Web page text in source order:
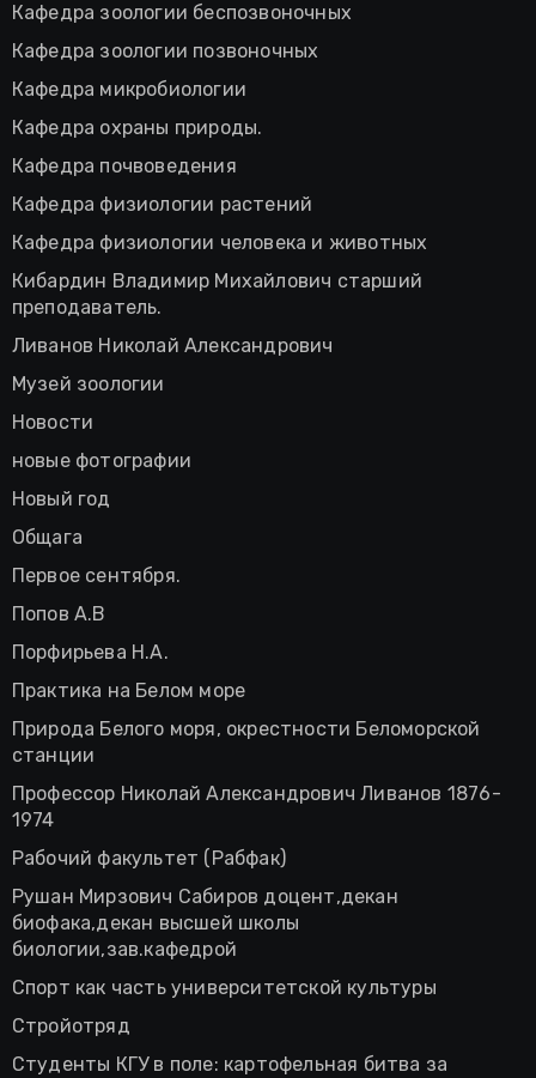
Кафедра зоологии беспозвоночных
Кафедра зоологии позвоночных
Кафедра микробиологии
Кафедра охраны природы.
Кафедра почвоведения
Кафедра физиологии растений
Кафедра физиологии человека и животных
Кибардин Владимир Михайлович старший
преподаватель.
Ливанов Николай Александрович
Музей зоологии
Новости
новые фотографии
Новый год
Общага
Первое сентября.
Попов А.В
Порфирьева Н.А.
Практика на Белом море
Природа Белого моря, окрестности Беломорской
станции
Профессор Николай Александрович Ливанов 1876-
1974
Рабочий факультет (Рабфак)
Рушан Мирзович Сабиров доцент,декан
биофака,декан высшей школы
биологии,зав.кафедрой
Спорт как часть университетской культуры
Стройотряд
Студенты КГУ в поле: картофельная битва за